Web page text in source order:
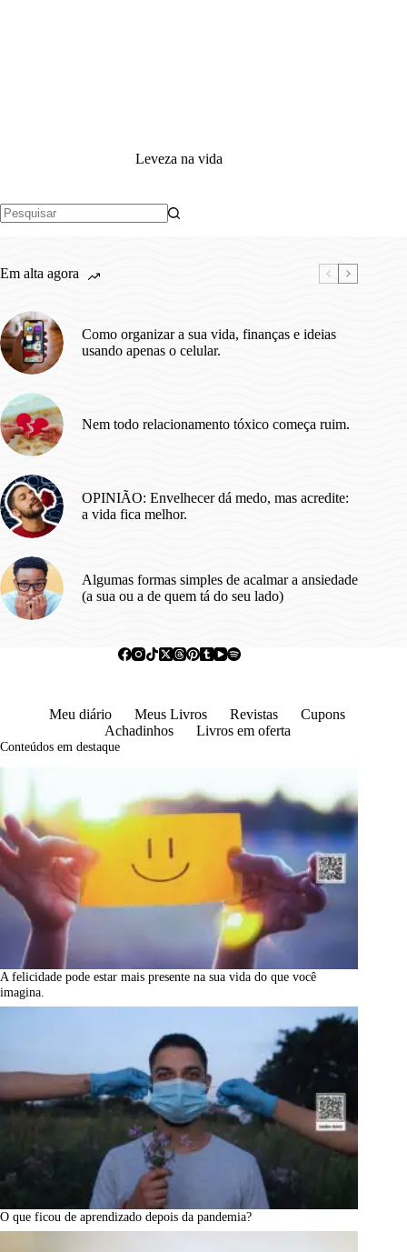
Leveza na vida
Em alta agora
Como organizar a sua vida, finanças e ideias
usando apenas o celular.
Nem todo relacionamento tóxico começa ruim.
OPINIÃO: Envelhecer dá medo, mas acredite:
a vida fica melhor.
Algumas formas simples de acalmar a ansiedade
(a sua ou a de quem tá do seu lado)
Meu diário Meus Livros Revistas
Cupons
Achadinhos
Livros em oferta
Conteúdos em destaque
A felicidade pode estar mais presente na sua vida do que você
imagina.
O que ficou de aprendizado depois da pandemia?